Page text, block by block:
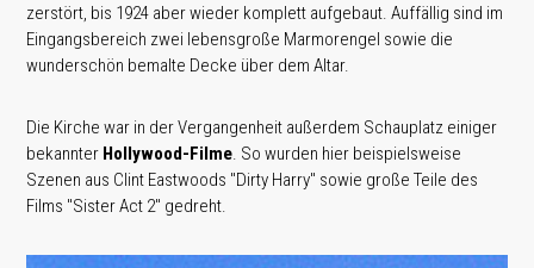
zerstört, bis 1924 aber wieder komplett aufgebaut. Auffällig sind im
Eingangsbereich zwei lebensgroße Marmorengel sowie die
wunderschön bemalte Decke über dem Altar.
Die Kirche war in der Vergangenheit außerdem Schauplatz einiger
bekannter Hollywood-Filme. So wurden hier beispielsweise
Szenen aus Clint Eastwoods "Dirty Harry" sowie große Teile des
Films "Sister Act 2" gedreht.